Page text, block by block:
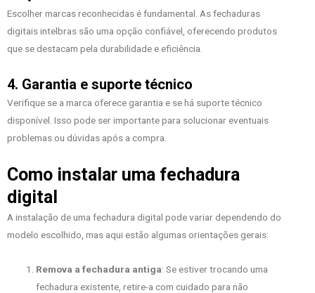
Escolher marcas reconhecidas é fundamental. As fechaduras
digitais intelbras são uma opção confiável, oferecendo produtos
que se destacam pela durabilidade e eficiência.
4. Garantia e suporte técnico
Verifique se a marca oferece garantia e se há suporte técnico
disponível. Isso pode ser importante para solucionar eventuais
problemas ou dúvidas após a compra.
Como instalar uma fechadura
digital
A instalação de uma fechadura digital pode variar dependendo do
modelo escolhido, mas aqui estão algumas orientações gerais:
Remova a fechadura antiga: Se estiver trocando uma
fechadura existente, retire-a com cuidado para não